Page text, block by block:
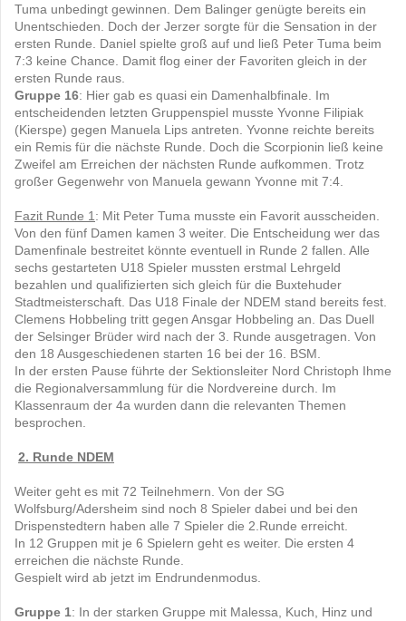
Tuma unbedingt gewinnen. Dem Balinger genügte bereits ein
Unentschieden. Doch der Jerzer sorgte für die Sensation in der
ersten Runde. Daniel spielte groß auf und ließ Peter Tuma beim
7:3 keine Chance. Damit flog einer der Favoriten gleich in der
ersten Runde raus.
Gruppe 16: Hier gab es quasi ein Damenhalbfinale. Im
entscheidenden letzten Gruppenspiel musste Yvonne Filipiak
(Kierspe) gegen Manuela Lips antreten. Yvonne reichte bereits
ein Remis für die nächste Runde. Doch die Scorpionin ließ keine
Zweifel am Erreichen der nächsten Runde aufkommen. Trotz
großer Gegenwehr von Manuela gewann Yvonne mit 7:4.
Fazit Runde 1 : Mit Peter Tuma musste ein Favorit ausscheiden.
Von den fünf Damen kamen 3 weiter. Die Entscheidung wer das
Damenfinale bestreitet könnte eventuell in Runde 2 fallen. Alle
sechs gestarteten U18 Spieler mussten erstmal Lehrgeld
bezahlen und qualifizierten sich gleich für die Buxtehuder
Stadtmeisterschaft. Das U18 Finale der NDEM stand bereits fest.
Clemens Hobbeling tritt gegen Ansgar Hobbeling an. Das Duell
der Selsinger Brüder wird nach der 3. Runde ausgetragen. Von
den 18 Ausgeschiedenen starten 16 bei der 16. BSM.
In der ersten Pause führte der Sektionsleiter Nord Christoph Ihme
die Regionalversammlung für die Nordvereine durch. Im
Klassenraum der 4a wurden dann die relevanten Themen
besprochen.
2. Runde NDEM
Weiter geht es mit 72 Teilnehmern. Von der SG
Wolfsburg/Adersheim sind noch 8 Spieler dabei und bei den
Drispenstedtern haben alle 7 Spieler die 2.Runde erreicht.
In 12 Gruppen mit je 6 Spielern geht es weiter. Die ersten 4
erreichen die nächste Runde.
Gespielt wird ab jetzt im Endrundenmodus.
Gruppe 1: In der starken Gruppe mit Malessa, Kuch, Hinz und